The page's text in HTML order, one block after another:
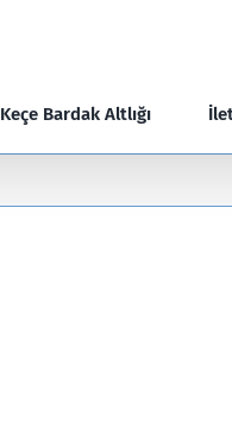
Keçe Bardak Altlığı